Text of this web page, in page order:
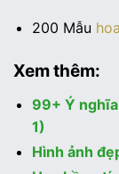
200 Mẫu
Xem thêm:
99+ Ý
1)
Hình ảnh